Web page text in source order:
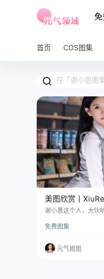
首页 COS图集
美图欣赏丨
谢小蒽这个人，大伙
学，这姑娘身高 167
给融化了。 免费套图
界那可是迅速崭露头
免费图集
元气姐姐